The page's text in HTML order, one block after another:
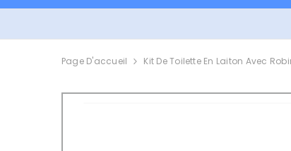
Page D'accueil Kit De Toilette En Laiton Avec